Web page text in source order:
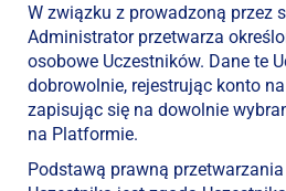
W związku z prowadzoną przez
Administrator przetwarza
osobowe Uczestników. Dane te
dobrowolnie, rejestrując konto
zapisując się na dowolnie
na Platformie.
Podstawą prawną